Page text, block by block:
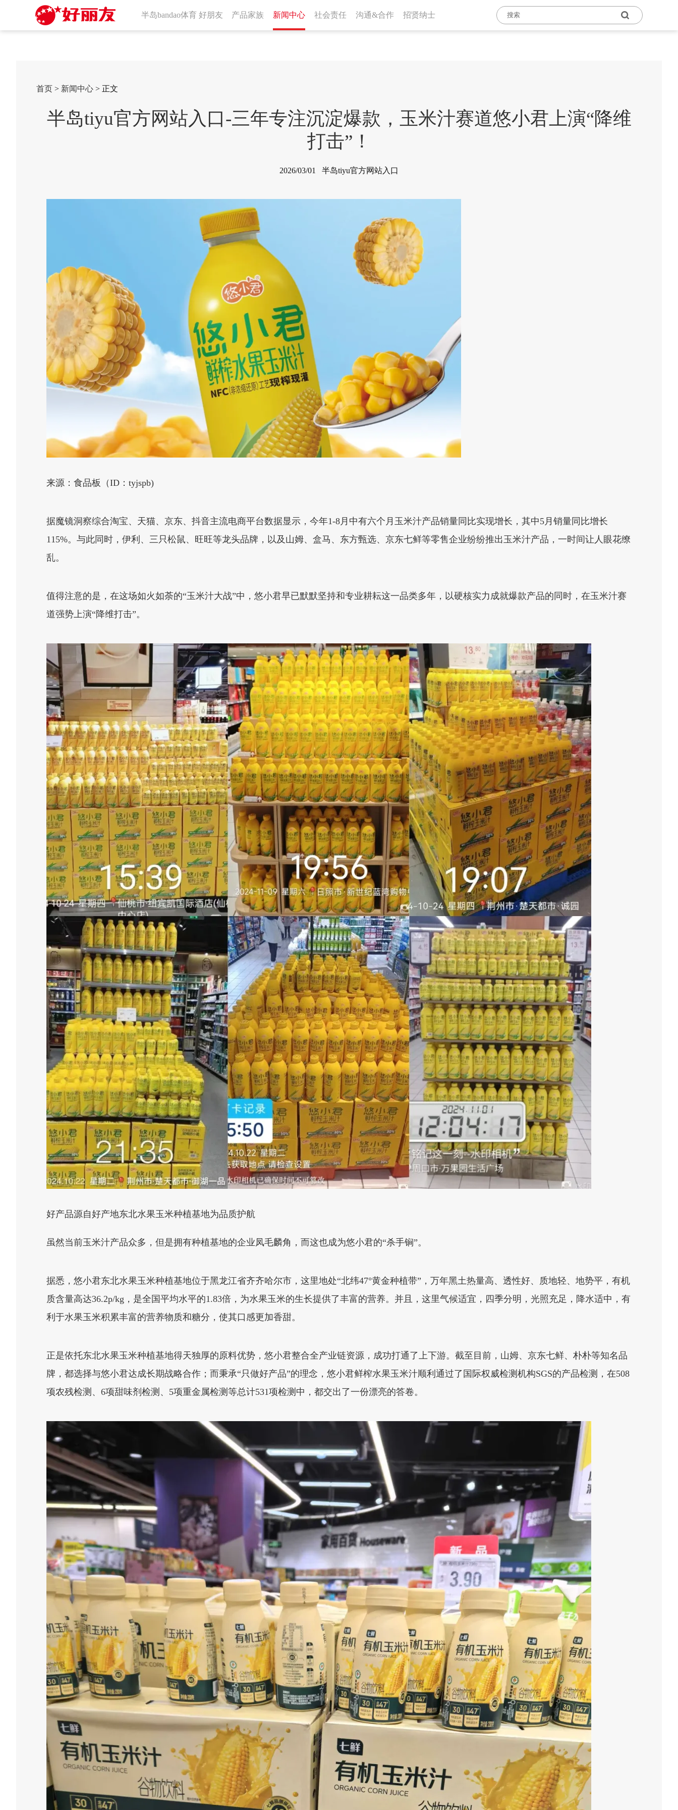
半岛bandao体育 好朋友 产品家族 新闻中心 社会责任 沟通&合作 招贤纳士
首页 > 新闻中心 > 正文
半岛tiyu官方网站入口-三年专注沉淀爆款，玉米汁赛道悠小君上演“降维
打击”！
2026/03/01 半岛tiyu官方网站入口
来源：食品板（ID：tyjspb)
据魔镜洞察综合淘宝、天猫、京东、抖音主流电商平台数据显示，今年1-8月中有六个月玉米汁产品销量同比实现增长，其中5月销量同比增长
115%。与此同时，伊利、三只松鼠、旺旺等龙头品牌，以及山姆、盒马、东方甄选、京东七鲜等零售企业纷纷推出玉米汁产品，一时间让人眼花缭
乱。
值得注意的是，在这场如火如荼的“玉米汁大战”中，悠小君早已默默坚持和专业耕耘这一品类多年，以硬核实力成就爆款产品的同时，在玉米汁赛
道强势上演“降维打击”。
好产品源自好产地东北水果玉米种植基地为品质护航
虽然当前玉米汁产品众多，但是拥有种植基地的企业凤毛麟角，而这也成为悠小君的“杀手锏”。
据悉，悠小君东北水果玉米种植基地位于黑龙江省齐齐哈尔市，这里地处“北纬47°黄金种植带”，万年黑土热量高、透性好、质地轻、地势平，有机
质含量高达36.2p/kg，是全国平均水平的1.83倍，为水果玉米的生长提供了丰富的营养。并且，这里气候适宜，四季分明，光照充足，降水适中，有
利于水果玉米积累丰富的营养物质和糖分，使其口感更加香甜。
正是依托东北水果玉米种植基地得天独厚的原料优势，悠小君整合全产业链资源，成功打通了上下游。截至目前，山姆、京东七鲜、朴朴等知名品
牌，都选择与悠小君达成长期战略合作；而秉承“只做好产品”的理念，悠小君鲜榨水果玉米汁顺利通过了国际权威检测机构SGS的产品检测，在508
项农残检测、6项甜味剂检测、5项重金属检测等总计531项检测中，都交出了一份漂亮的答卷。